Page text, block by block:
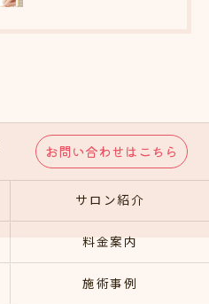
お問い合わせはこちら
サロン紹介
料金案内
施術事例